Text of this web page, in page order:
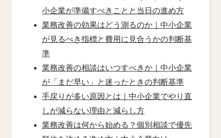
小企業が準備すべきことと当日の進め方
業務改善の効果はどう測るのか｜中小企業
が見るべき指標と費用に見合うかの判断基
準
業務改善の相談はいつすべきか｜中小企業
が「まだ早い」と迷ったときの判断基準
手戻りが多い原因とは｜中小企業でやり直
しが減らない理由と減らし方
業務改善は何から始める？個別相談で優先